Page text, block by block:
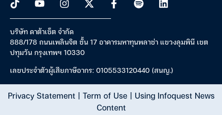
บริษัท ดาต้าเซ็ต จำกัด
888/178 ถนนเพลินจิต ชั้น 17 อาคารมหาทุนพลาซ่า แขวงลุมพินี เขต
ปทุมวัน กรุงเทพฯ 10330
เลขประจำตัวผู้เสียภาษีอากร: 0105533120440 (สนญ.)
Privacy Statement| Term of Use| Using Infoquest News
Content